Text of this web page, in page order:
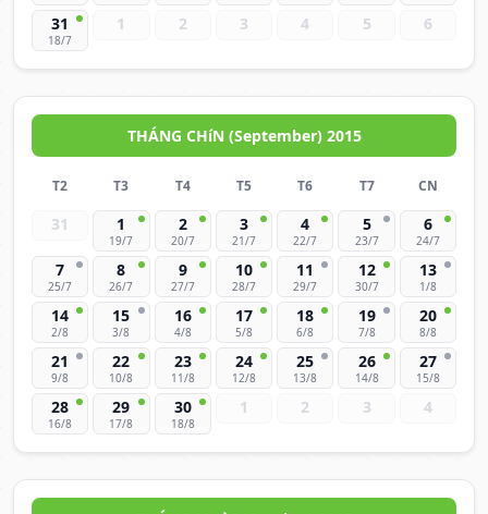
31
18/7
1 2 3 4 5 6
THÁNG CHíN (September) 2015
T2 T3 T4 T5 T6 T7 CN
31 1
19/7
2
20/7
3
21/7
4
22/7
5
23/7
6
24/7
7
25/7
8
26/7
9
27/7
10
28/7
11
29/7
12
30/7
13
1/8
14
2/8
15
3/8
16
4/8
17
5/8
18
6/8
19
7/8
20
8/8
21
9/8
22
10/8
23
11/8
24
12/8
25
13/8
26
14/8
27
15/8
28
16/8
29
17/8
30
18/8
1 2 3 4